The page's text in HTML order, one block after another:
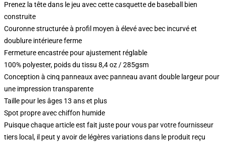
Prenez la tête dans le jeu avec cette casquette de baseball bien
construite
Couronne structurée à profil moyen à élevé avec bec incurvé et
doublure intérieure ferme
Fermeture encastrée pour ajustement réglable
100% polyester, poids du tissu 8,4 oz / 285gsm
Conception à cinq panneaux avec panneau avant double largeur pour
une impression transparente
Taille pour les âges 13 ans et plus
Spot propre avec chiffon humide
Puisque chaque article est fait juste pour vous par votre fournisseur
tiers local, il peut y avoir de légères variations dans le produit reçu